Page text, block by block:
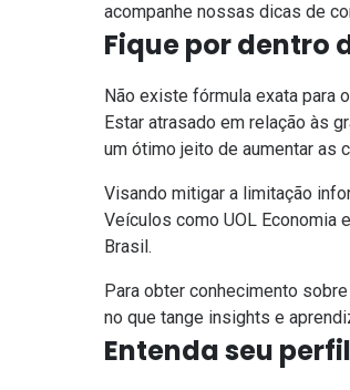
acompanhe nossas dicas de
Fique por dentro
Não existe fórmula exata para
Estar atrasado em relação às
um ótimo jeito de aumentar as
Visando mitigar a limitação
Veículos comoUOL Economia e
Brasil.
Para obter conhecimento
no que tange insights e
Entenda seu